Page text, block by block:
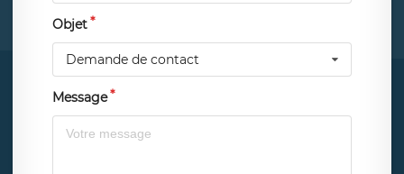
Objet
Demande de contact
Message